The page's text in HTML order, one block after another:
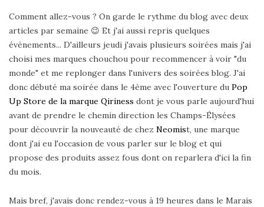
Comment allez-vous ? On garde le rythme du blog avec deux
articles par semaine 😉 Et j'ai aussi repris quelques
évènements... D'ailleurs jeudi j'avais plusieurs soirées mais j'ai
choisi mes marques chouchou pour recommencer à voir "du
monde" et me replonger dans l'univers des soirées blog. J'ai
donc débuté ma soirée dans le 4ème avec l'ouverture du Pop
Up Store de la marque Qiriness dont je vous parle aujourd'hui
avant de prendre le chemin direction les Champs-Élysées
pour découvrir la nouveauté de chez Neomist, une marque
dont j'ai eu l'occasion de vous parler sur le blog et qui
propose des produits assez fous dont on reparlera d'ici la fin
du mois.
Mais bref, j'avais donc rendez-vous à 19 heures dans le Marais